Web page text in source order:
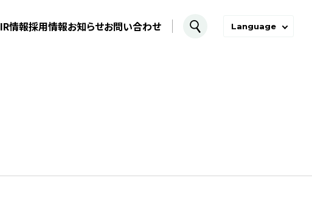
IR情報採用情報お知らせお問い合わせ Language